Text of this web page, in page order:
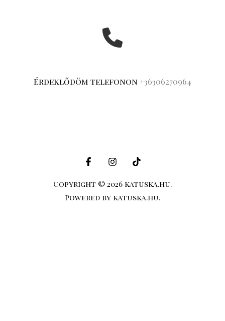
Érdeklődöm telefonon +36306270964
Copyright © 2026 katuska.hu.
Powered by katuska.hu.